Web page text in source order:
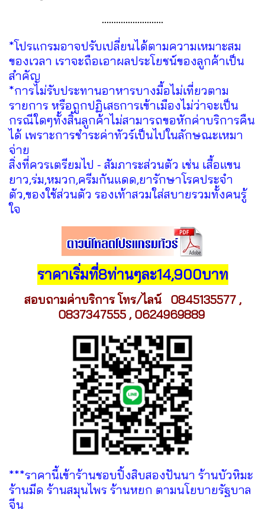
..........................
*โปรแกรมอาจปรับเปลี่ยนได้ตามความเหมาะสม
ของเวลา เราจะถือเอาผลประโยชน์ของลูกค้าเป็น
สำคัญ
*การไม่รับประทานอาหารบางมื้อไม่เที่ยวตาม
รายการ หรือถูกปฏิเสธการเข้าเมืองไม่ว่าจะเป็น
กรณีใดๆทั้งสิ้นลูกค้าไม่สามารถขอหักค่าบริการคืน
ได้ เพราะการชำระค่าทัวร์เป็นไปในลักษณะเหมา
จ่าย
สิ่งที่ควรเตรียมไป - สัมภาระส่วนตัว เช่น เสื้อแขน
ยาว,ร่ม,หมวก,ครีมกันแดด,ยารักษาโรคประจำ
ตัว,ของใช้ส่วนตัว รองเท้าสวมใส่สบายรวมทั้งคนรู้
ใจ
ราคาเริ่มที่8ท่านๆละ14,900บาท
สอบถามค่าบริการ โทร/ไลน์ 0845135577 ,
0837347555 , 0624969889
***ราคานี้เข้าร้านชอบปิ้งสิบสองปันนา ร้านบัวหิมะ
ร้านมีด ร้านสมุนไพร ร้านหยก ตามนโยบายรัฐบาล
จีน